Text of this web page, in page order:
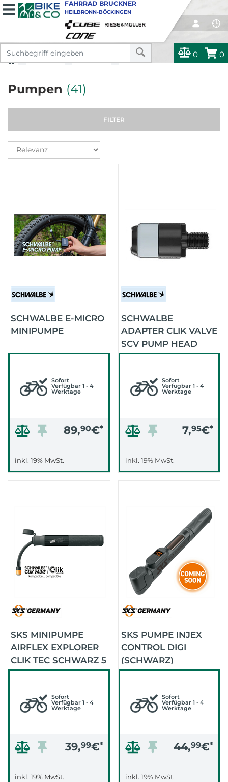
0 0
FAHRRAD BRUCKNER
HEILBRONN-BÖCKINGEN
ZUBEHÖR ZUBEHÖR PUMPEN
Pumpen (41)
FILTER
SCHWALBE E-MICRO
MINIPUMPE
Sofort
Verfügbar 1 - 4
Werktage
89,90€*
inkl. 19% MwSt.
SCHWALBE
ADAPTER CLIK VALVE
SCV PUMP HEAD
STÜCK
Sofort
Verfügbar 1 - 4
Werktage
7,95€*
inkl. 19% MwSt.
SKS MINIPUMPE
AIRFLEX EXPLORER
CLIK TEC SCHWARZ 5
BAR (FÜR
VALVE)
Sofort
Verfügbar 1 - 4
Werktage
39,99€*
inkl. 19% MwSt.
SKS PUMPE INJEX
CONTROL DIGI
(SCHWARZ)
Sofort
Verfügbar 1 - 4
Werktage
44,99€*
inkl. 19% MwSt.